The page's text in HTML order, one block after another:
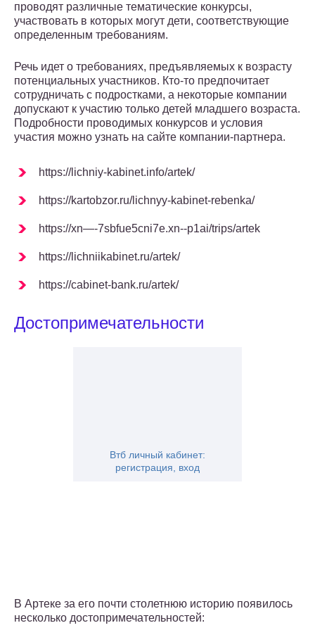
проводят различные тематические конкурсы,
участвовать в которых могут дети, соответствующие
определенным требованиям.
Речь идет о требованиях, предъявляемых к возрасту
потенциальных участников. Кто-то предпочитает
сотрудничать с подростками, а некоторые компании
допускают к участию только детей младшего возраста.
Подробности проводимых конкурсов и условия
участия можно узнать на сайте компании-партнера.
https://lichniy-kabinet.info/artek/
https://kartobzor.ru/lichnyy-kabinet-rebenka/
https://xn—-7sbfue5cni7e.xn--p1ai/trips/artek
https://lichniikabinet.ru/artek/
https://cabinet-bank.ru/artek/
Достопримечательности
Втб личный кабинет:
регистрация, вход
В Артеке за его почти столетнюю историю появилось
несколько достопримечательностей: